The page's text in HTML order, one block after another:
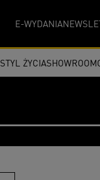
E-WYDANIA
STYL ŻYCIASHOWROOM